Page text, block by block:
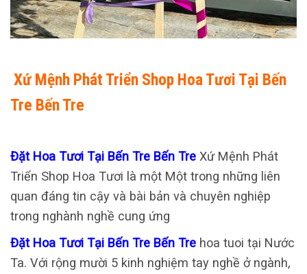
Xứ Mệnh Phát Triển Shop Hoa Tươi Tại Bến
Tre Bến Tre
Đặt Hoa Tươi Tại Bến Tre Bến Tre Xứ Mệnh Phát
Triển Shop Hoa Tươi là một Một trong những liên
quan đáng tin cậy và bài bản và chuyên nghiệp
trong nghành nghề cung ứng
Đặt Hoa Tươi Tại Bến Tre Bến Tre hoa tuoi tại Nước
Ta. Với rộng mười 5 kinh nghiệm tay nghề ở ngành,